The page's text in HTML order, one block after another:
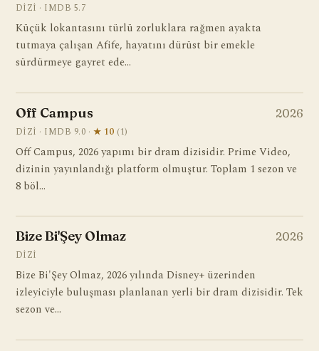
DIZI · IMDB 5.7
Küçük lokantasını türlü zorluklara rağmen ayakta
tutmaya çalışan Afife, hayatını dürüst bir emekle
sürdürmeye gayret ede…
Off Campus 2026
DIZI · IMDB 9.0 · ★ 10 (1)
Off Campus, 2026 yapımı bir dram dizisidir. Prime Video,
dizinin yayınlandığı platform olmuştur. Toplam 1 sezon ve
8 böl…
Bize Bi'Şey Olmaz 2026
DIZI
Bize Bi'Şey Olmaz, 2026 yılında Disney+ üzerinden
izleyiciyle buluşması planlanan yerli bir dram dizisidir. Tek
sezon ve…